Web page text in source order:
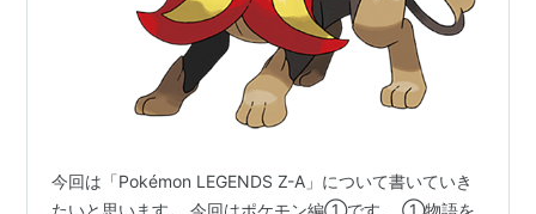
ORAS No.175
No.062
BW2 No.145
分類 1ぽんヅノポケモン
今回は「Pokémon LEGENDS Z-A」について書いていき
たいと思います。 今回はポケモン編①です。 ①物語を